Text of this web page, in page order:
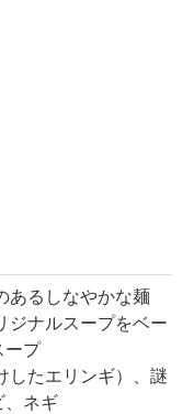
あるしなやかな麺
ジナルスープをベー
ープ
したエリンギ）、謎
、ネギ